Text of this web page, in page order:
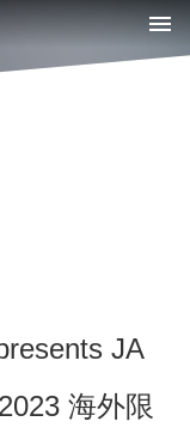
JA
海外限